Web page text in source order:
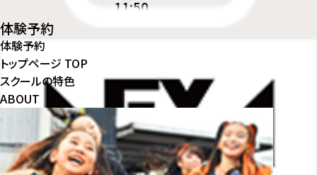
体験予約
トップページ TOP
スクールの特色
ABOUT
11:50
体験予約